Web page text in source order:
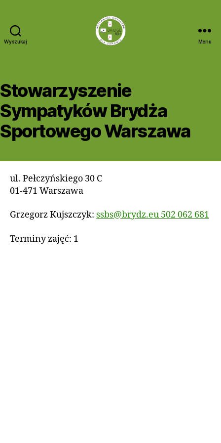
Wyszukaj Menu
Stowarzyszenie
Sympatyków Brydża
Sportowego Warszawa
ul. Pełczyńskiego 30 C
01-471 Warszawa
Grzegorz Kujszczyk: ssbs@brydz.eu 502 062 681
Terminy zajęć: 1